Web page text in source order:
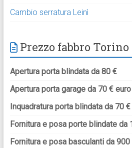
Cambio serratura Leinì
Prezzo fabbro
Apertura porta blindata da 80 €
Apertura porta garage da 70 € euro
Inquadratura porta blindata da 70 €
Fornitura e posa porte blindate da
Fornitura e posa basculanti da 900